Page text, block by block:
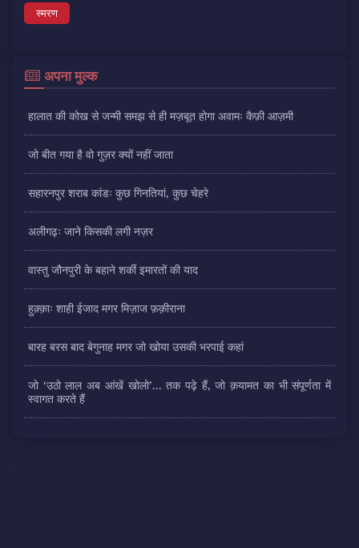
स्मरण
अपना मुल्क
हालात की कोख से जन्मी समझ से ही मज़बूत होगा अवामः कैफ़ी आज़मी
जो बीत गया है वो गुज़र क्यों नहीं जाता
सहारनपुर शराब कांडः कुछ गिनतियां, कुछ चेहरे
अलीगढ़ः जाने किसकी लगी नज़र
वास्तु जौनपुरी के बहाने शर्की इमारतों की याद
हुक़्क़ाः शाही ईजाद मगर मिज़ाज फ़क़ीराना
बारह बरस बाद बेगुनाह मगर जो खोया उसकी भरपाई कहां
जो ‘उठो लाल अब आंखें खोलो’... तक पढ़े हैं, जो क़यामत का भी संपूर्णता में
स्वागत करते हैं